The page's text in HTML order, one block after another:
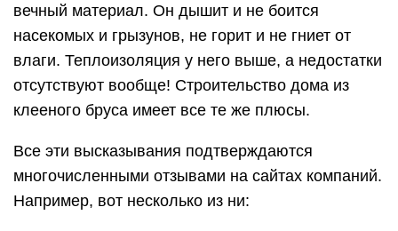
вечный материал. Он дышит и не боится
насекомых и грызунов, не горит и не гниет от
влаги. Теплоизоляция у него выше, а недостатки
отсутствуют вообще! Строительство дома из
клееного бруса имеет все те же плюсы.
Все эти высказывания подтверждаются
многочисленными отзывами на сайтах компаний.
Например, вот несколько из ни: